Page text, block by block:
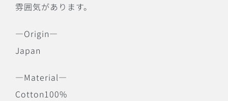
雰囲気があります。
―Origin―
Japan
―Material―
Cotton100%